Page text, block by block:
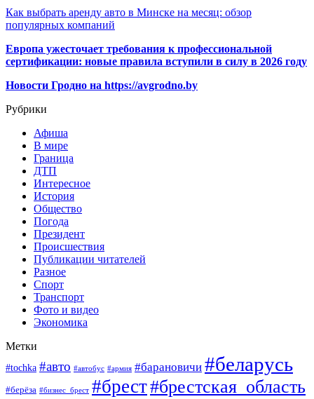
Как выбрать аренду авто в Минске на месяц: обзор
популярных компаний
Европа ужесточает требования к профессиональной
сертификации: новые правила вступили в силу в 2026 году
Новости Гродно на https://avgrodno.by
Рубрики
Афиша
В мире
Граница
ДТП
Интересное
История
Общество
Погода
Президент
Происшествия
Публикации читателей
Разное
Спорт
Транспорт
Фото и видео
Экономика
Метки
#tochka #авто #автобус #армия #барановичи #беларусь
#берёза #бизнес_брест #брест#брестская_область